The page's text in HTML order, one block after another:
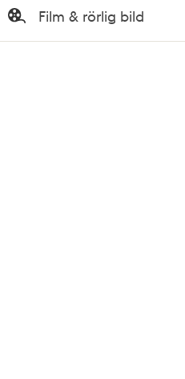
Tid
Typ
Film & rörlig bild